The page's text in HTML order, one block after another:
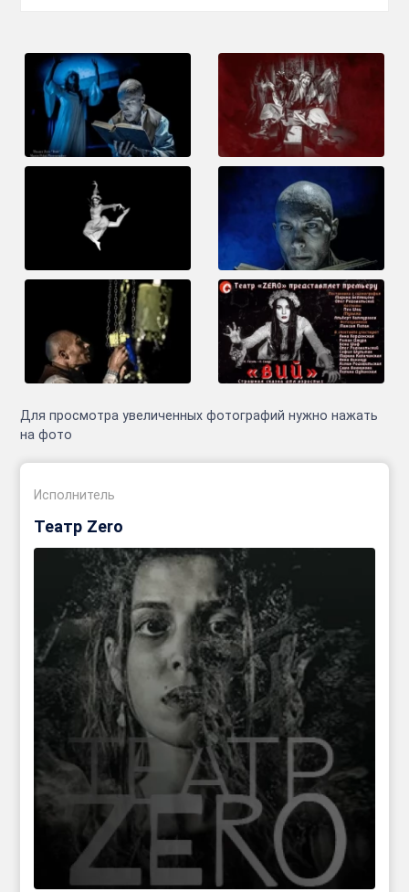
Для просмотра увеличенных фотографий нужно нажать
на фото
Исполнитель
Театр Zero